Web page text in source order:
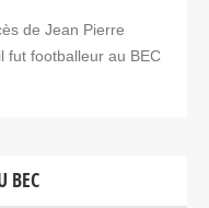
de Jean Pierre
fut footballeur au BEC
BEC